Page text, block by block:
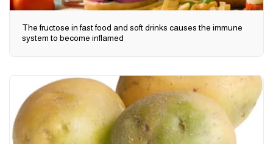
The fructose in fast food and soft drinks causes the immune
system to become inflamed